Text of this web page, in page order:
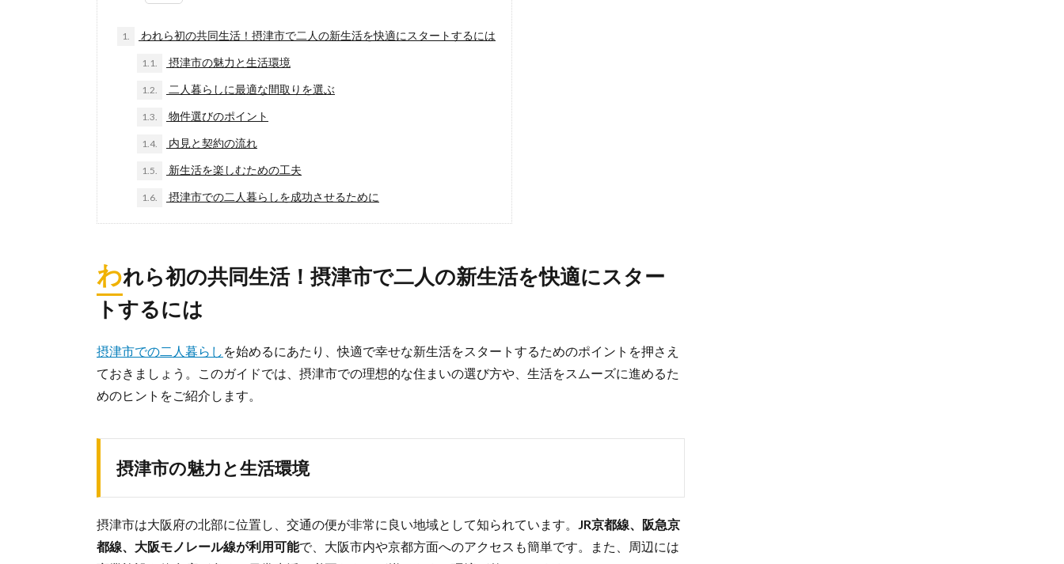
1. われら初の共同生活！摂津市で二人の新生活を快適にスタートするには
1.1. 摂津市の魅力と生活環境
1.2. 二人暮らしに最適な間取りを選ぶ
1.3. 物件選びのポイント
1.4. 内見と契約の流れ
1.5. 新生活を楽しむための工夫
1.6. 摂津市での二人暮らしを成功させるために
われら初の共同生活！摂津市で二人の新生活を快適にスター
トするには
摂津市での二人暮らし を始めるにあたり、快適で幸せな新生活をスタートするためのポイントを押さえ
ておきましょう。このガイドでは、摂津市での理想的な住まいの選び方や、生活をスムーズに進めるた
めのヒントをご紹介します。
摂津市の魅力と生活環境
摂津市は大阪府の北部に位置し、交通の便が非常に良い地域として知られています。
JR京都線、阪急京
都線、大阪モノレール線が利用可能で、大阪市内や京都方面へのアクセスも簡単です。また、周辺には